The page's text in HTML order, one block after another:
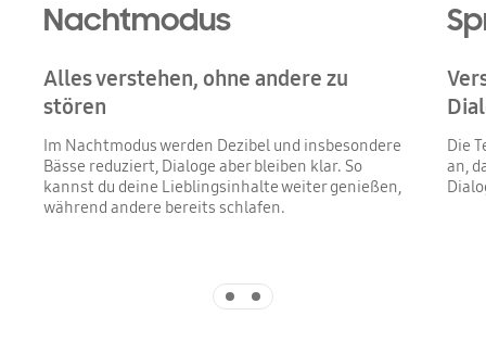
Nachtmodus
Alles verstehen, ohne andere zu
stören
Im Nachtmodus werden Dezibel und insbesondere
Bässe reduziert, Dialoge aber bleiben klar. So
kannst du deine Lieblingsinhalte weiter genießen,
während andere bereits schlafen.
Die
an,